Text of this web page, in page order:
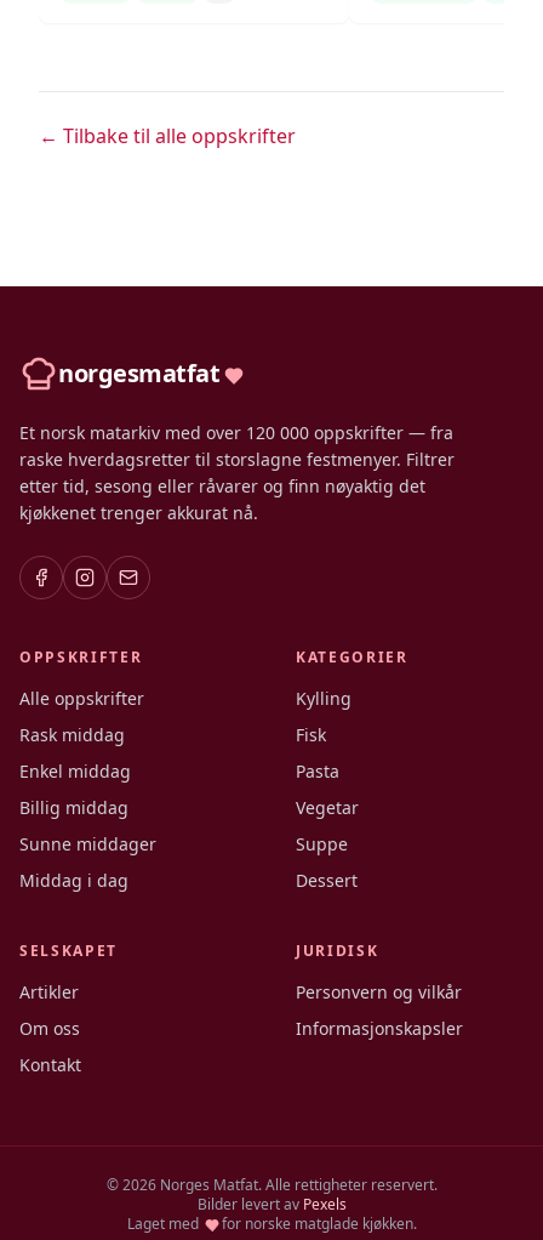
← Tilbake til alle oppskrifter
norgesmatfat
Et norsk matarkiv med over 120 000 oppskrifter — fra
raske hverdagsretter til storslagne festmenyer. Filtrer
etter tid, sesong eller råvarer og finn nøyaktig det
kjøkkenet trenger akkurat nå.
OPPSKRIFTER
Alle oppskrifter
Rask middag
Enkel middag
Billig middag
Sunne middager
Middag i dag
KATEGORIER
Kylling
Fisk
Pasta
Vegetar
Suppe
Dessert
SELSKAPET
Artikler
Om oss
Kontakt
JURIDISK
Personvern og vilkår
Informasjonskapsler
©2026Norges Matfat. Alle rettigheter reservert.
Bilder levert av Pexels
Laget med
for norske matglade kjøkken.